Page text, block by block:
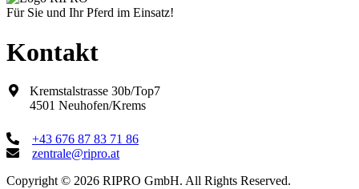
Für Sie und Ihr Pferd im Einsatz!
Kontakt
Kremstalstrasse 30b/Top7
4501 Neuhofen/Krems
+43 676 87 83 71 86
zentrale@ripro.at
Copyright © 2026 RIPRO GmbH. All Rights Reserved.